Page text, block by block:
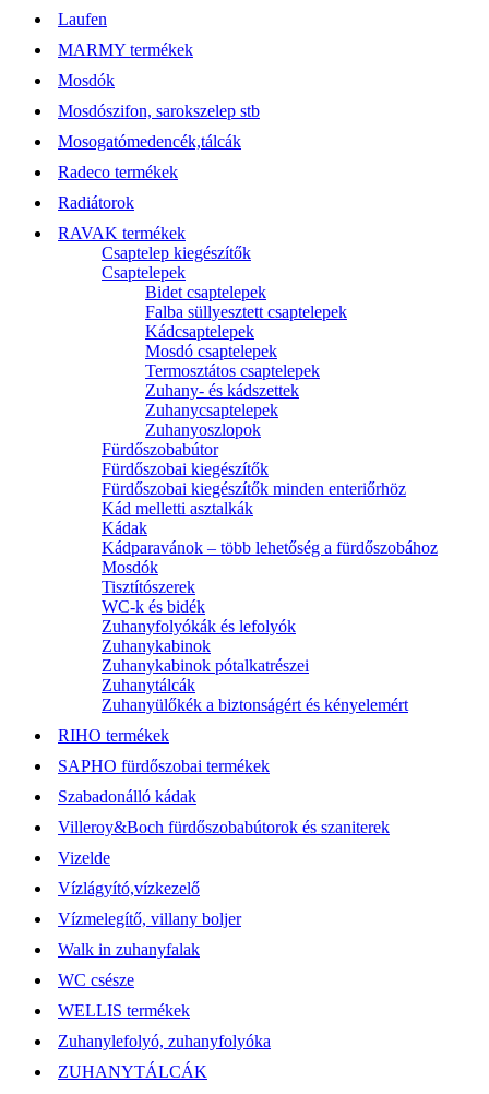
Laufen
MARMY termékek
Mosdók
Mosdószifon, sarokszelep stb
Mosogatómedencék,tálcák
Radeco termékek
Radiátorok
RAVAK termékek
Csaptelep kiegészítők
Csaptelepek
Bidet csaptelepek
Falba süllyesztett csaptelepek
Kádcsaptelepek
Mosdó csaptelepek
Termosztátos csaptelepek
Zuhany- és kádszettek
Zuhanycsaptelepek
Zuhanyoszlopok
Fürdőszobabútor
Fürdőszobai kiegészítők
Fürdőszobai kiegészítők minden enteriőrhöz
Kád melletti asztalkák
Kádak
Kádparavánok – több lehetőség a fürdőszobához
Mosdók
Tisztítószerek
WC-k és bidék
Zuhanyfolyókák és lefolyók
Zuhanykabinok
Zuhanykabinok pótalkatrészei
Zuhanytálcák
Zuhanyülőkék a biztonságért és kényelemért
RIHO termékek
SAPHO fürdőszobai termékek
Szabadonálló kádak
Villeroy&Boch fürdőszobabútorok és szaniterek
Vizelde
Vízlágyító,vízkezelő
Vízmelegítő, villany boljer
Walk in zuhanyfalak
WC csésze
WELLIS termékek
Zuhanylefolyó, zuhanyfolyóka
ZUHANYTÁLCÁK